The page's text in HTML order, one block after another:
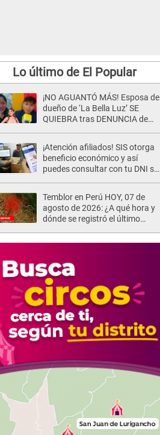
Lo último de El Popular
¡NO AGUANTÓ MÁS! Esposa de
dueño de ‘La Bella Luz’ SE
QUIEBRA tras DENUNCIA de
¡Atención afiliados! SIS otorga
beneficio económico y así
puedes consultar con tu DNI si
Temblor en Perú HOY, 07 de
agosto de 2026: ¿A qué hora y
dónde se registró el último